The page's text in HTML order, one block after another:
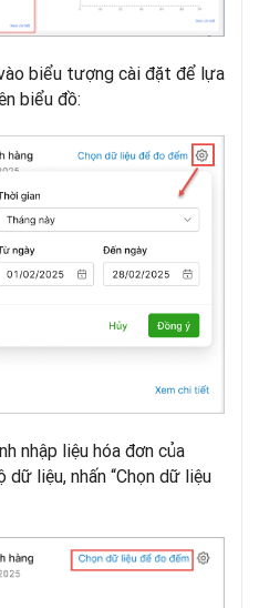
biểu tượng cài đặt để lựa
biểu đồ:
nhập liệu hóa đơn của
liệu, nhấn “Chọn dữ liệu